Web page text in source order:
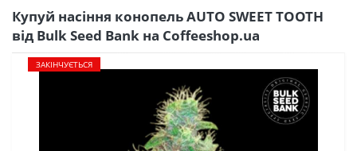
Купуй насіння конопель AUTO SWEET TOOTH
від Bulk Seed Bank на Coffeeshop.ua
ЗАКІНЧУЄТЬСЯ